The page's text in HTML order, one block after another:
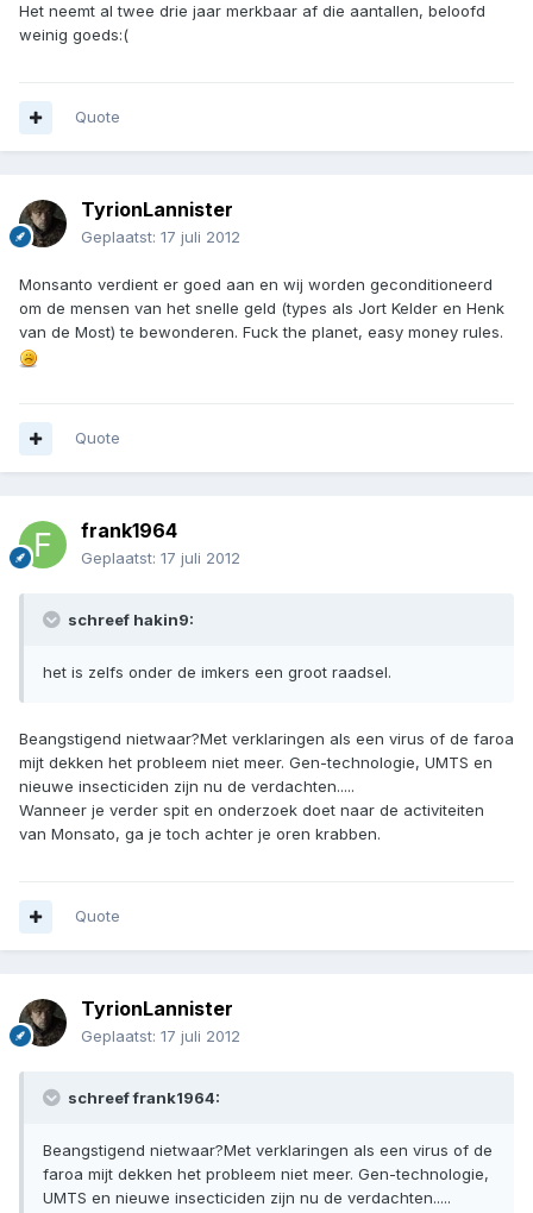
Het neemt al twee drie jaar merkbaar af die aantallen, beloofd
weinig goeds:(
Quote
TyrionLannister
Geplaatst: 17 juli 2012
Monsanto verdient er goed aan en wij worden geconditioneerd
om de mensen van het snelle geld (types als Jort Kelder en Henk
van de Most) te bewonderen. Fuck the planet, easy money rules.
Quote
frank1964
Geplaatst: 17 juli 2012
schreef hakin9:
het is zelfs onder de imkers een groot raadsel.
Beangstigend nietwaar?Met verklaringen als een virus of de faroa
mijt dekken het probleem niet meer. Gen-technologie, UMTS en
nieuwe insecticiden zijn nu de verdachten.....
Wanneer je verder spit en onderzoek doet naar de activiteiten
van Monsato, ga je toch achter je oren krabben.
Quote
TyrionLannister
Geplaatst: 17 juli 2012
schreef frank1964:
Beangstigend nietwaar?Met verklaringen als een virus of de
faroa mijt dekken het probleem niet meer. Gen-technologie,
UMTS en nieuwe insecticiden zijn nu de verdachten.....